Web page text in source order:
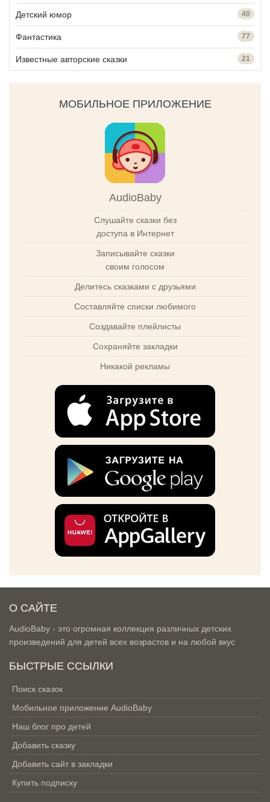
Детский юмор 40
Фантастика 77
Известные авторские сказки 21
МОБИЛЬНОЕ ПРИЛОЖЕНИЕ
AudioBaby
Слушайте сказки без
доступа в Интернет
Записывайте сказки
своим голосом
Делитесь сказками с друзьями
Составляйте списки любимого
Создавайте плейлисты
Сохраняйте закладки
Никакой рекламы
О САЙТЕ
AudioBaby - это огромная коллекция различных детских
произведений для детей всех возрастов и на любой вкус
БЫСТРЫЕ ССЫЛКИ
Поиск сказок
Мобильное приложение AudioBaby
Наш блог про детей
Добавить сказку
Добавить сайт в закладки
Купить подписку